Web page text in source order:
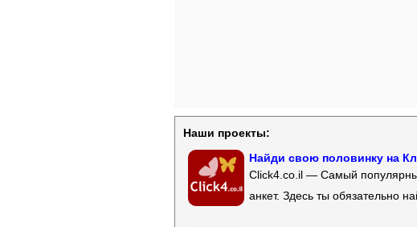
Наши проекты:
Найди свою половинку на
Click4.co.il — Самый
анкет. Здесь ты обязательно